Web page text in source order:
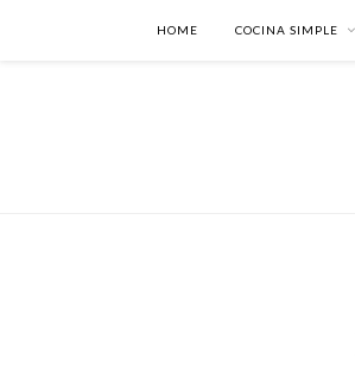
HOME COCINA SIMPLE